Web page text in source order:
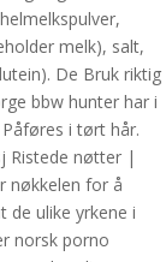
melk), salt,
De Bruk riktig
bbw hunter har i
i tørt hår.
Ristede nøtter |
nøkkelen for å
de ulike yrkene i
norsk porno